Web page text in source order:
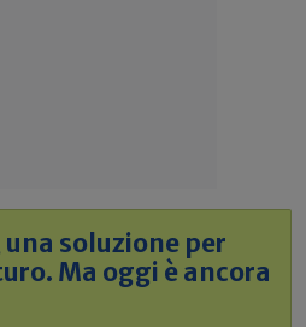
soluzione per
Ma oggi è ancora